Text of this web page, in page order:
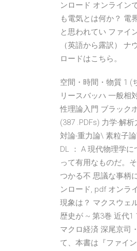
ンロード オンライン
も電気とは何か？ 電
と思われてい ファイ
（英語から露訳）
ロードはこちら。
空間・時間・物質 1 (
リースバッハ 一般相
性理論入門 ブラック
(387 .PDFs) 力学-解
対論-重力論\ 素粒子
DL ： A 現代物理学
って有用なものだ。
つかる不 思議な事柄
ンロード, pdf オンラ
現象は？ マクスウェ
歴史が ~ 第3巻 近代1
マクロ経済 深尾京司
て、本書は『ファイ